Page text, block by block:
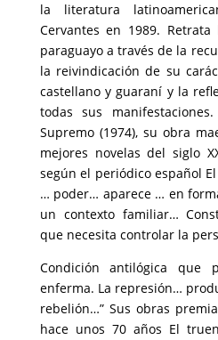
la literatura
Cervantes en 1989.
paraguayo a través de la
la reivindicación de su
castellano y guaraní y la
todas sus
Supremo (1974), su obra
mejores novelas del siglo
según el periódico español
… poder… aparece … en
un contexto familiar…
que necesita controlar la
Condición antilógica que
enferma. La represión…
rebelión…” Sus obras
hace unos 70 años El